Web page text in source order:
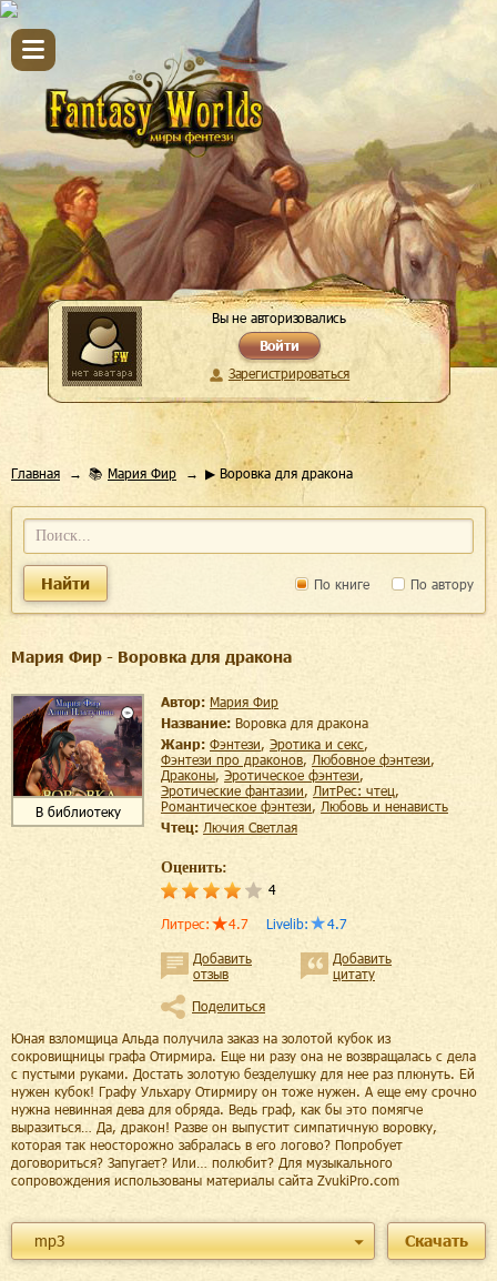
Вы не авторизовались
Войти
Зарегистрироваться
Главная 📚 Мария Фир ▶ Воровка для дракона
По книге По автору
Найти
Мария Фир - Воровка для дракона
В библиотеку
Автор: Мария Фир
Название: Воровка для дракона
Жанр:
фэнтези, эротика и секс,
фэнтези про драконов, любовное фэнтези,
драконы, эротическое фэнтези,
эротические фантазии, ЛитРес: чтец,
романтическое фэнтези,
любовь и ненависть
Чтец:
Лючия Светлая
Оценить:
4
Литрес: 4.7 Livelib: 4.7
Добавить
отзыв
Добавить
цитату
Поделиться
Юная взломщица Альда получила заказ на золотой кубок из
сокровищницы графа Отирмира. Еще ни разу она не возвращалась с дела
с пустыми руками. Достать золотую безделушку для нее раз плюнуть. Ей
нужен кубок! Графу Ульхару Отирмиру он тоже нужен. А еще ему срочно
нужна невинная дева для обряда. Ведь граф, как бы это помягче
выразиться… Да, дракон! Разве он выпустит симпатичную воровку,
которая так неосторожно забралась в его логово? Попробует
договориться? Запугает? Или… полюбит? Для музыкального
сопровождения использованы материалы сайта ZvukiPro.com
mp3 Скачать